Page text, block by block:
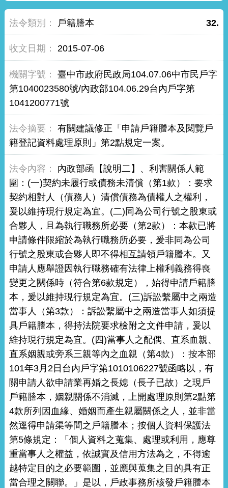
32.
戶籍謄本
2015-07-06
臺中市政府民政局104.07.06中市民戶字
第1040023580號/內政部104.06.29台內戶字第
1041200771號
有關建議修正「申請戶籍謄本及閱覽戶
籍登記資料處理原則」第2點規定一案。
內政部函【說明二】、利害關係人範
圍：(一)契約未履行或債務未清償（第1款）：要求
契約相對人（債務人）清償債務為債權人之權利，
爰以維持現行規定為宜。(二)同為公司行號之股東或
合夥人，且為執行職務所必要（第2款）：本款已將
申請條件限縮於為執行職務所必要，爰非同為公司
行號之股東或合夥人即不得相互請領戶籍謄本。又
申請人應舉證因執行職務確有法律上權利義務得喪
變更之關係時（符合第6款規定），始得申請戶籍謄
本，爰以維持現行規定為宜。(三)訴訟繫屬中之兩造
當事人（第3款）：訴訟繫屬中之兩造當事人如須提
具戶籍謄本，得持法院要求檢附之文件申請，爰以
維持現行規定為宜。(四)當事人之配偶、直系血親、
直系姻親或旁系三親等內之血親（第4款）：按本部
101年3月2日台內戶字第1010106227號函略以，有
關申請人欲申請業再婚之長媳（長子已故）之現戶
戶籍謄本，姻親關係不消滅，上開處理原則第2點第
4款所列因血緣、婚姻而產生親屬關係之人，並非當
然逕得申請渠等間之戶籍謄本；按個人資料保護法
第5條規定：「個人資料之蒐集、處理或利用，應尊
重當事人之權益，依誠實及信用方法為之，不得逾
越特定目的之必要範圍，並應與蒐集之目的具有正
當合理之關聯。」是以，戶政事務所核發戶籍謄本